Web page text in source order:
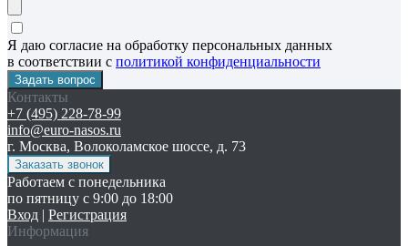
Я даю согласие на обработку персональных данных
в соответствии с политикой конфиденциальности
Контакты
+7 (495) 228-78-99
info@euro-nasos.ru
г. Москва, Волоколамское шоссе, д. 73
Работаем с понедельника
по пятницу с 9:00 до 18:00
Вход | Регистрация
Информация